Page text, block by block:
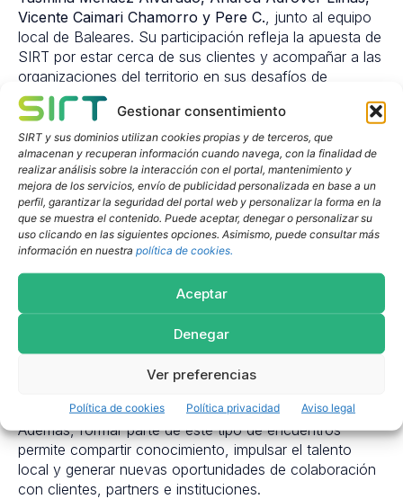
Gestionar consentimiento
SIRT y sus dominios utilizan cookies propias y de terceros, que
almacenan y recuperan información cuando navega, con la finalidad de
realizar análisis sobre la interacción con el portal, mantenimiento y
mejora de los servicios, envío de publicidad personalizada en base a un
perfil, garantizar la seguridad del portal web y personalizar la forma en la
que se muestra el contenido. Puede aceptar, denegar o personalizar su
uso clicando en las siguientes opciones. Asimismo, puede consultar más
información en nuestra política de cookies.
Aceptar
Denegar
Ver preferencias
Política de cookies Política privacidad Aviso legal
Vicente Caimari Chamorro y Pere C. , junto al equipo
local de Baleares. Su participación refleja la apuesta de
SIRT por estar cerca de sus clientes y acompañar a las
organizaciones del territorio en sus desafíos de
ciberseguridad.
Esta presencia se enmarca en la estrategia de
crecimiento de SIRT en Baleares, donde la compañía
cuenta con oficina propia en Palma y un equipo local
altamente comprometido, formado porGabriel
Ballester Jerez, Paolo Denis, Pere C., Kristopher
Colmenares, Andreu Adrover Llinás, Jaume, Jaime
Z. y Vicente Caimari Chamorro.
Un compromiso cercano con el
La participación de SIRT en Secure Talks de Fortinet en
Mallorca refuerza su voluntad de seguir contribuyendo
al fortalecimiento del ecosistema tecnológico y de
Además, formar parte de este tipo de encuentros
permite compartir conocimiento, impulsar el talento
local y generar nuevas oportunidades de colaboración
con clientes, partners e instituciones.